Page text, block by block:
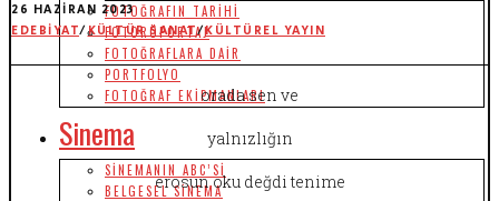
FOTOĞRAFIN TARIHI
FOTORÖPORTAJ
FOTOĞRAFLARA DAIR
PORTFOLYO
FOTOĞRAF EKIPMANLARI
Sinema
SINEMANIN ABC’SI
BELGESEL SINEMA
26 HAZIRAN 2023
EDEBIYAT/KÜLTÜR SANAT/KÜLTÜREL YAYIN
orada sen ve
yalnızlığın
erosun oku değdi tenime